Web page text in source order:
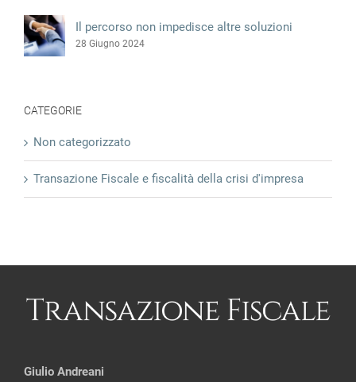
Il percorso non impedisce altre soluzioni
28 Giugno 2024
CATEGORIE
Non categorizzato
Transazione Fiscale e fiscalità della crisi d'impresa
Giulio Andreani